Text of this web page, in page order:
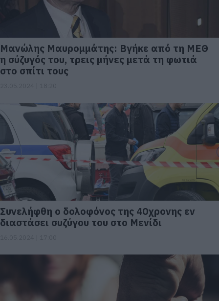
Μανώλης Μαυρομμάτης: Βγήκε από τη ΜΕΘ
η σύζυγός του, τρεις μήνες μετά τη φωτιά
στο σπίτι τους
Συνελήφθη ο δολοφόνος της 40χρονης εν
διαστάσει συζύγου του στο Μενίδι